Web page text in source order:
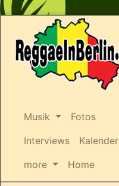
Musik
Fotos
Interviews
Kalender
more
Home